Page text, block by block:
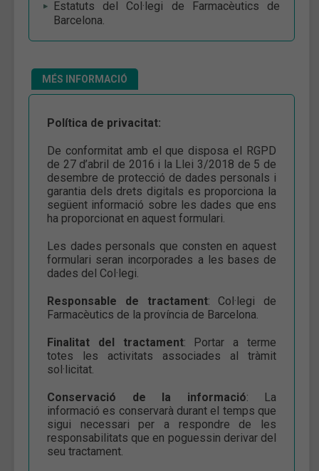
Estatuts del Col·legi de Farmacèutics de
Barcelona.
MÉS INFORMACIÓ
Política de privacitat:
De conformitat amb el que disposa el RGPD
de 27 d’abril de 2016 i la Llei 3/2018 de 5 de
desembre de protecció de dades personals i
garantia dels drets digitals es proporciona la
següent informació sobre les dades que ens
ha proporcionat en aquest formulari.
Les dades personals que consten en aquest
formulari seran incorporades a les bases de
dades del Col·legi.
Responsable de tractament: Col·legi de
Farmacèutics de la província de Barcelona.
Finalitat del tractament: Portar a terme
totes les activitats associades al tràmit
sol·licitat.
Conservació de la informació: La
informació es conservarà durant el temps que
sigui necessari per a respondre de les
responsabilitats que en poguessin derivar del
seu tractament.